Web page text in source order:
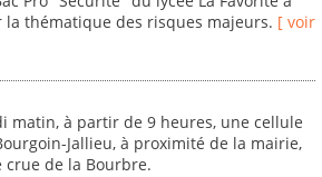
la thématique des risques majeurs. [ voir
matin, à partir de 9 heures, une cellule
Jallieu, à proximité de la mairie,
de la Bourbre.